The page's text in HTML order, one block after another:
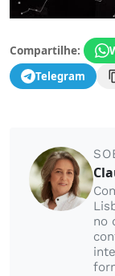
Compartilhe:
Telegram
no